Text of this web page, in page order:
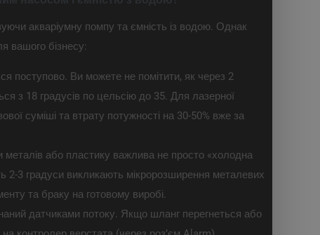
акваріумну помпу та ємність із водою. Однак
вашого бізнесу:
поступово. Ви можете не помітити, як через 2
з 18 градусів по цельсію до 35. Для лазерної
суміші та втрату потужності на 30-50% вже за
металів або пластику важлива не просто «холодна
2-3 градуси викликають мікророзширення металевих
та браку на готовому виробі.
датчиками потоку. Якщо шланг перегнеться або